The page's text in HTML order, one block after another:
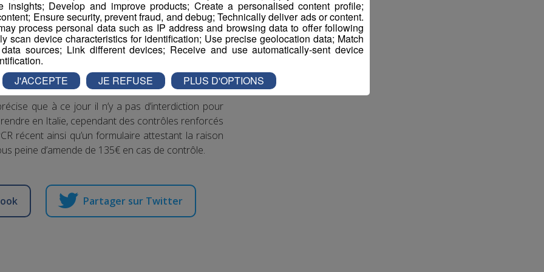
MBU année Professionnel Guides seront
sur présentation du forfait en cours de
MBU séjour, saison et année ne seront pas
que à ce jour il n’y a pas d’interdiction pour
en Italie, cependant des contrôles renforcés
récent ainsi qu’un formulaire attestant la raison
peine d’amende de 135€ en cas de contrôle.
Partager sur Twitter
insights; Develop and improve products; Create a personalised content profile;
Ensure security, prevent fraud, and debug; Technically deliver ads or content.
process personal data such as IP address and browsing data to offer following
scan device characteristics for identification; Use precise geolocation data; Match
sources; Link different devices; Receive and use automatically-sent device
J'ACCEPTE JE REFUSE PLUS D'OPTIONS